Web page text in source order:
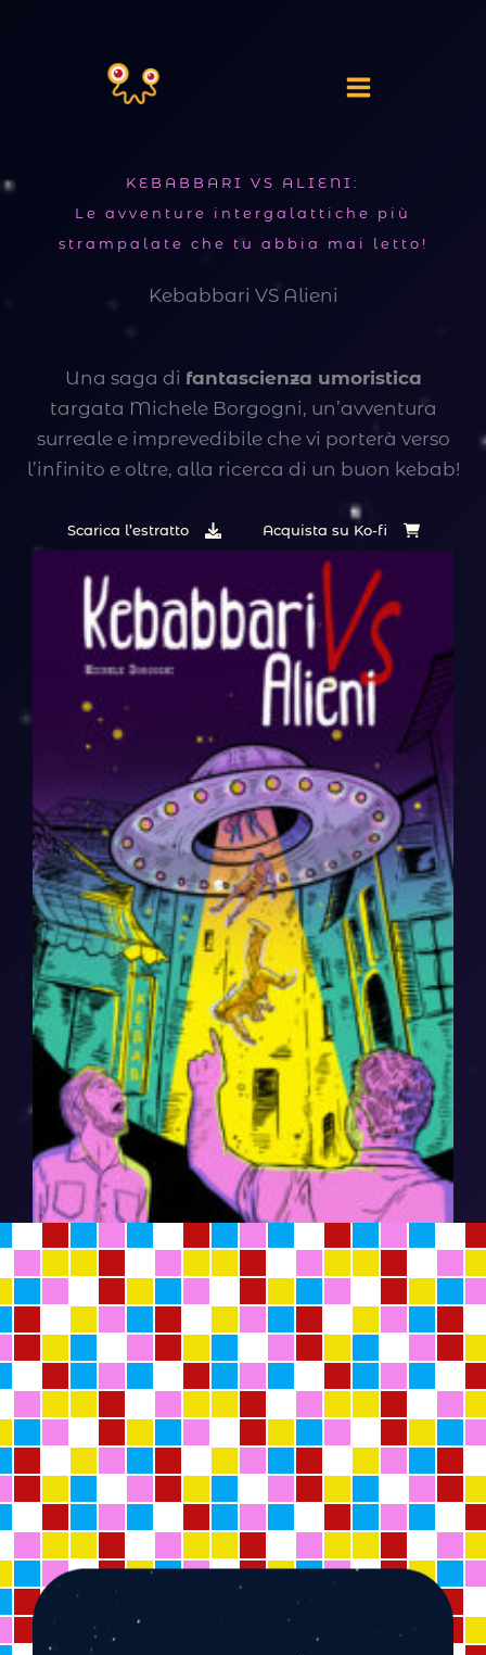
KEBABBARI VS ALIENI:
Le avventure intergalattiche più
strampalate che tu abbia mai letto!
Kebabbari VS Alieni
Una saga di fantascienza umoristica
targata Michele Borgogni, un’avventura
surreale e imprevedibile che vi porterà verso
l’infinito e oltre, alla ricerca di un buon kebab!
Scarica l’estratto Acquista su Ko-fi